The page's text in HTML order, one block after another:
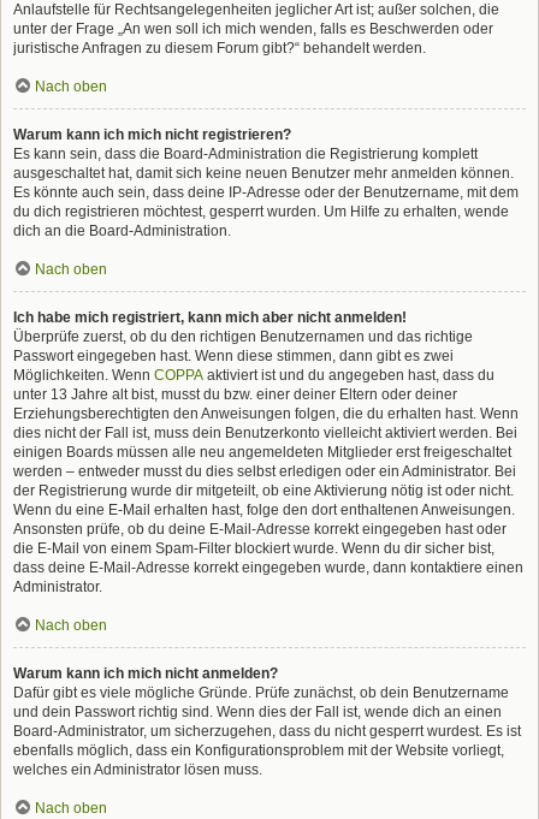
Anlaufstelle für Rechtsangelegenheiten jeglicher Art ist; außer solchen, die
unter der Frage „An wen soll ich mich wenden, falls es Beschwerden oder
juristische Anfragen zu diesem Forum gibt?“ behandelt werden.
Nach oben
Warum kann ich mich nicht registrieren?
Es kann sein, dass die Board-Administration die Registrierung komplett
ausgeschaltet hat, damit sich keine neuen Benutzer mehr anmelden können.
Es könnte auch sein, dass deine IP-Adresse oder der Benutzername, mit dem
du dich registrieren möchtest, gesperrt wurden. Um Hilfe zu erhalten, wende
dich an die Board-Administration.
Nach oben
Ich habe mich registriert, kann mich aber nicht anmelden!
Überprüfe zuerst, ob du den richtigen Benutzernamen und das richtige
Passwort eingegeben hast. Wenn diese stimmen, dann gibt es zwei
Möglichkeiten. Wenn COPPA aktiviert ist und du angegeben hast, dass du
unter 13 Jahre alt bist, musst du bzw. einer deiner Eltern oder deiner
Erziehungsberechtigten den Anweisungen folgen, die du erhalten hast. Wenn
dies nicht der Fall ist, muss dein Benutzerkonto vielleicht aktiviert werden. Bei
einigen Boards müssen alle neu angemeldeten Mitglieder erst freigeschaltet
werden – entweder musst du dies selbst erledigen oder ein Administrator. Bei
der Registrierung wurde dir mitgeteilt, ob eine Aktivierung nötig ist oder nicht.
Wenn du eine E-Mail erhalten hast, folge den dort enthaltenen Anweisungen.
Ansonsten prüfe, ob du deine E-Mail-Adresse korrekt eingegeben hast oder
die E-Mail von einem Spam-Filter blockiert wurde. Wenn du dir sicher bist,
dass deine E-Mail-Adresse korrekt eingegeben wurde, dann kontaktiere einen
Administrator.
Nach oben
Warum kann ich mich nicht anmelden?
Dafür gibt es viele mögliche Gründe. Prüfe zunächst, ob dein Benutzername
und dein Passwort richtig sind. Wenn dies der Fall ist, wende dich an einen
Board-Administrator, um sicherzugehen, dass du nicht gesperrt wurdest. Es ist
ebenfalls möglich, dass ein Konfigurationsproblem mit der Website vorliegt,
welches ein Administrator lösen muss.
Nach oben